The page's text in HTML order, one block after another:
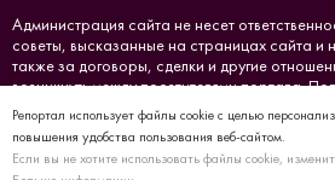
Репортал использует файлы cookie с целью
повышения удобства пользования веб-сайтом.
Если вы не хотите использовать файлы cookie,
Администрация сайта не несет
советы, высказанные на страницах сайта
также за договоры, сделки и другие
возникнуть между посетителями портала.
Создано в СЕО.ГРУП